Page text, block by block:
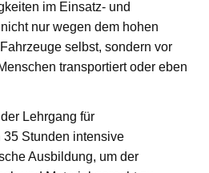
im Einsatz- und
nur wegen dem hohen
selbst, sondern vor
transportiert oder eben
Lehrgang für
Stunden intensive
Ausbildung, um der